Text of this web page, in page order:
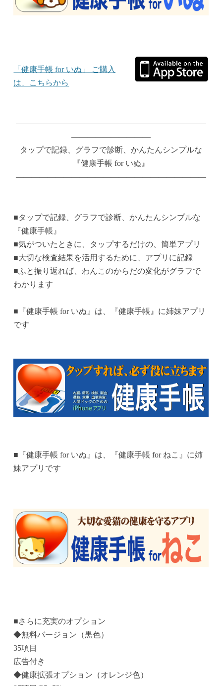
「健康手帳 for いぬ」 ご購入
は、こちらから
————————————————————————
——————————
タップで記録、グラフで診断、かんたんシンプルな
『健康手帳 for いぬ』
————————————————————————
——————————
■タップで記録、グラフで診断、かんたんシンプルな
『健康手帳』
■気がついたときに、タップするだけの、簡単アプリ
■大切な検査結果を活用するために、アプリに記録
■ふと振り返れば、わんこのからだの変化がグラフで
わかります
■『健康手帳 for いぬ』は、『健康手帳』に姉妹アプリ
です
■『健康手帳 for いぬ』は、『健康手帳 for ねこ』に姉
妹アプリです
■さらに充実のオプション
◆無料バージョン（黒色）
35項目
広告付き
◆健康拡張オプション（オレンジ色）